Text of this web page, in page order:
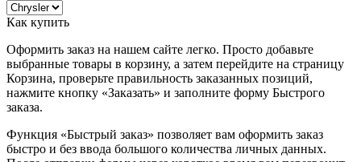
Как купить
Оформить заказ на нашем сайте легко. Просто добавьте
выбранные товары в корзину, а затем перейдите на страницу
Корзина, проверьте правильность заказанных позиций,
нажмите кнопку «Заказать» и заполните форму Быстрого
заказа.
Функция «Быстрый заказ» позволяет вам оформить заказ
быстро и без ввода большого количества личных данных.